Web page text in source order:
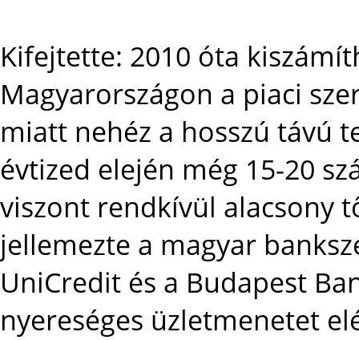
Kifejtette: 2010 óta
Magyarországon a piaci
miatt nehéz a hosszú távú
évtized elején még 15-20
viszont rendkívül alacsony
jellemezte a magyar
UniCredit és a Budapest
nyereséges üzletmenetet